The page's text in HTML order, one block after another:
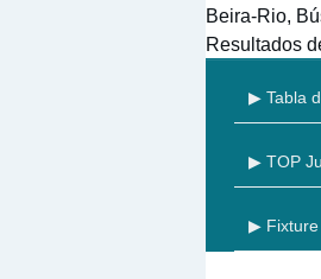
Beira-Rio,
Resultados
▶ Tabla
▶ TOP
▶ Fixture